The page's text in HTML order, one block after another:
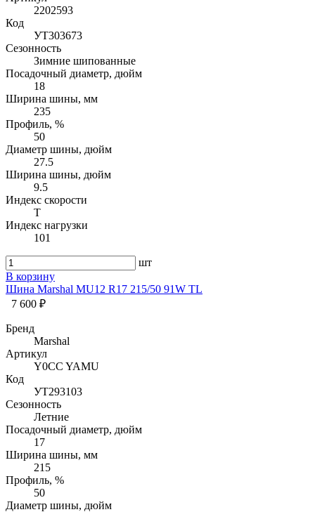
2202593
Код
УТ303673
Сезонность
Зимние шипованные
Посадочный диаметр, дюйм
18
Ширина шины, мм
235
Профиль, %
50
Диаметр шины, дюйм
27.5
Ширина шины, дюйм
9.5
Индекс скорости
T
Индекс нагрузки
101
шт
В корзину
Шина Marshal MU12 R17 215/50 91W TL
7 600 ₽
Бренд
Marshal
Артикул
Y0CC YAMU
Код
УТ293103
Сезонность
Летние
Посадочный диаметр, дюйм
17
Ширина шины, мм
215
Профиль, %
50
Диаметр шины, дюйм